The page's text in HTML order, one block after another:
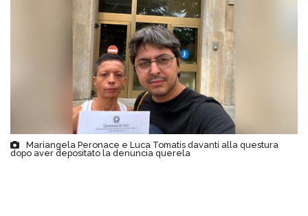
Mariangela Peronace e Luca Tomatis davanti alla questura
dopo aver depositato la denuncia querela